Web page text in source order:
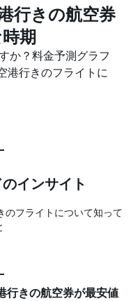
行きの航空券
期
か？料金予測グラフ
港​行きのフライトに
インサイト
のフライトについて知って
行きの航空券が最安値